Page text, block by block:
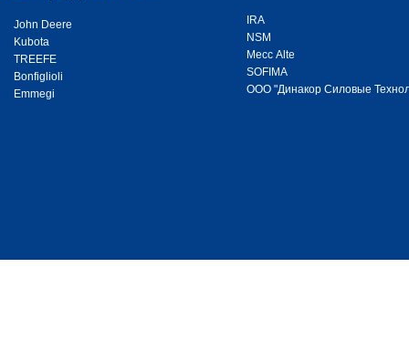
John Deere
Kubota
TREEFE
Bonfiglioli
Emmegi
IRA
NSM
Месс Alte
SOFIMA
ООО "Динакор Силовые